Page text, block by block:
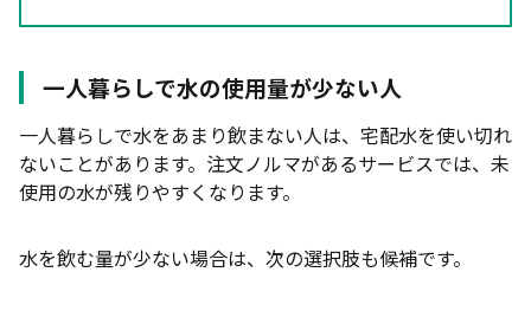
一人暮らしで水の使用量が少ない人
一人暮らしで水をあまり飲まない人は、宅配水を使い切れ
ないことがあります。注文ノルマがあるサービスでは、未
使用の水が残りやすくなります。
水を飲む量が少ない場合は、次の選択肢も候補です。